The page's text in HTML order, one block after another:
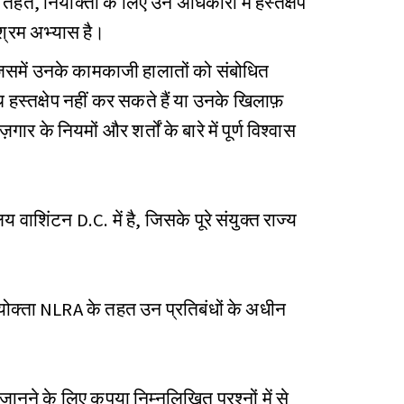
अभ्यास है।
उनके कामकाजी हालातों को संबोधित
हस्तक्षेप नहीं कर सकते हैं या उनके खिलाफ़
के नियमों और शर्तों के बारे में पूर्ण विश्वास
वाशिंटन D.C. में है, जिसके पूरे संयुक्त राज्य
NLRA के तहत उन प्रतिबंधों के अधीन
के लिए कृपया निम्नलिखित प्रश्नों में से